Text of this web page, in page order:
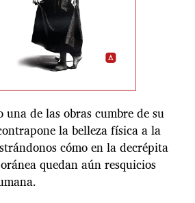
una de las obras cumbre de su
la belleza física a la
cómo en la decrépita
quedan aún resquicios